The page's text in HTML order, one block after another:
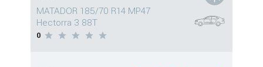
MATADOR 185/70 R14 MP47
Hectorra 3 88T
0